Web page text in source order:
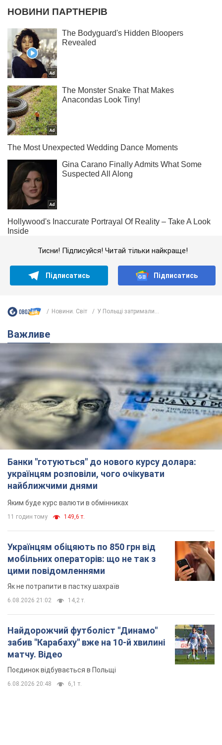
Тисни! Підписуйся! Читай тільки найкраще!
Підписатись Підписатись
Новини. Світ У Польщі затримали...
Важливе
Банки "готуються" до нового курсу долара:
українцям розповіли, чого очікувати
найближчими днями
Яким буде курс валюти в обмінниках
11 годин тому 149,6 т.
Українцям обіцяють по 850 грн від
мобільних операторів: що не так з
цими повідомленнями
Як не потрапити в пастку шахраїв
6.08.2026 21:02 14,2 т.
Найдорожчий футболіст "Динамо"
забив "Карабаху" вже на 10-й хвилині
матчу. Відео
Поєдинок відбувається в Польщі
6.08.2026 20:48 6,1 т.